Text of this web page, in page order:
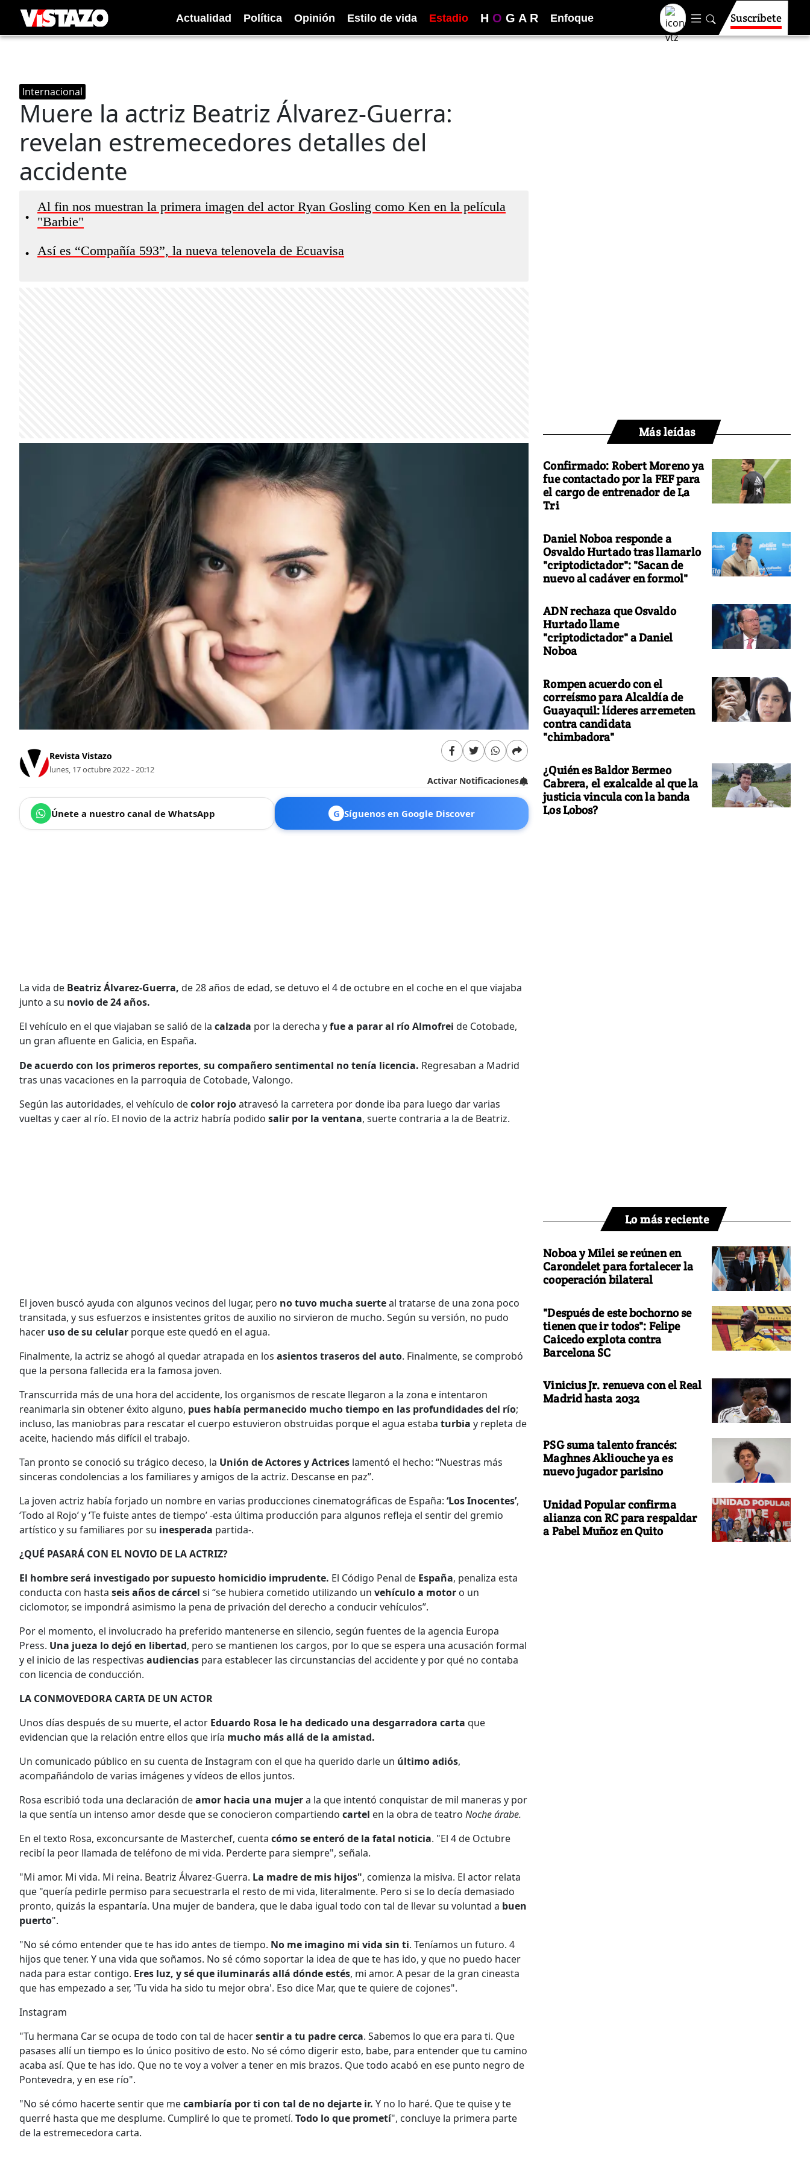
Actualidad Política Opinión Estilo de vida Estadio H O G A R Enfoque Suscríbete
Internacional
Muere la actriz Beatriz Álvarez-Guerra:
revelan estremecedores detalles del
accidente
•
Al fin nos muestran la primera imagen del actor Ryan Gosling como Ken en la película
"Barbie"
• Así es “Compañía 593”, la nueva telenovela de Ecuavisa
Revista Vistazo
lunes, 17 octubre 2022 - 20:12
Activar Notificaciones
Únete a nuestro canal de WhatsApp G Síguenos en Google Discover
La vida de Beatriz Álvarez-Guerra, de 28 años de edad, se detuvo el 4 de octubre en el coche en el que viajaba
junto a su novio de 24 años.
El vehículo en el que viajaban se salió de la calzada por la derecha yfue a parar al río Almofrei de Cotobade,
un gran afluente en Galicia, en España.
De acuerdo con los primeros reportes, su compañero sentimental no tenía licencia. Regresaban a Madrid
tras unas vacaciones en la parroquia de Cotobade, Valongo.
Según las autoridades, el vehículo decolor rojoatravesó la carretera por donde iba para luego dar varias
vueltas y caer al río. El novio de la actriz habría podido salir por la ventana, suerte contraria a la de Beatriz.
El joven buscó ayuda con algunos vecinos del lugar, pero no tuvo mucha suerteal tratarse de una zona poco
transitada, y sus esfuerzos e insistentes gritos de auxilio no sirvieron de mucho. Según su versión, no pudo
hacer uso de su celular porque este quedó en el agua.
Finalmente, la actriz se ahogó al quedar atrapada en los asientos traseros del auto. Finalmente, se comprobó
que la persona fallecida era la famosa joven.
Transcurrida más de una hora del accidente, los organismos de rescate llegaron a la zona e intentaron
reanimarla sin obtener éxito alguno, pues había permanecido mucho tiempo en las profundidades del río;
incluso, las maniobras para rescatar el cuerpo estuvieron obstruidas porque el agua estaba turbia y repleta de
aceite, haciendo más difícil el trabajo.
Tan pronto se conoció su trágico deceso, la Unión de Actores y Actrices lamentó el hecho: “Nuestras más
sinceras condolencias a los familiares y amigos de la actriz. Descanse en paz”.
La joven actriz había forjado un nombre en varias producciones cinematográficas de España: ‘Los Inocentes’,
‘Todo al Rojo’ y ‘Te fuiste antes de tiempo’ -esta última producción para algunos refleja el sentir del gremio
artístico y su familiares por su inesperada partida-.
¿QUÉ PASARÁ CON EL NOVIO DE LA ACTRIZ?
El hombre será investigado por supuesto homicidio imprudente. El Código Penal de España, penaliza esta
conducta con hasta seis años de cárcel si “se hubiera cometido utilizando un vehículo a motor o un
ciclomotor, se impondrá asimismo la pena de privación del derecho a conducir vehículos”.
Por el momento, el involucrado ha preferido mantenerse en silencio, según fuentes de la agencia Europa
Press. Una jueza lo dejó en libertad, pero se mantienen los cargos, por lo que se espera una acusación formal
y el inicio de las respectivas audiencias para establecer las circunstancias del accidente y por qué no contaba
con licencia de conducción.
LA CONMOVEDORA CARTA DE UN ACTOR
Unos días después de su muerte, el actor Eduardo Rosa le ha dedicado una desgarradora carta que
evidencian que la relación entre ellos que iría mucho más allá de la amistad.
Un comunicado público en su cuenta de Instagram con el que ha querido darle un último adiós,
acompañándolo de varias imágenes y vídeos de ellos juntos.
Rosa escribió toda una declaración deamor hacia una mujera la que intentó conquistar de mil maneras y por
la que sentía un intenso amor desde que se conocieron compartiendo cartel en la obra de teatro Noche árabe.
En el texto Rosa, exconcursante de Masterchef, cuenta cómo se enteró de la fatal noticia. "El 4 de Octubre
recibí la peor llamada de teléfono de mi vida. Perderte para siempre", señala.
"Mi amor. Mi vida. Mi reina. Beatriz Álvarez-Guerra. La madre de mis hijos", comienza la misiva. El actor relata
que "quería pedirle permiso para secuestrarla el resto de mi vida, literalmente. Pero si se lo decía demasiado
pronto, quizás la espantaría. Una mujer de bandera, que le daba igual todo con tal de llevar su voluntad a buen
puerto".
"No sé cómo entender que te has ido antes de tiempo. No me imagino mi vida sin ti. Teníamos un futuro. 4
hijos que tener. Y una vida que soñamos. No sé cómo soportar la idea de que te has ido, y que no puedo hacer
nada para estar contigo. Eres luz, y sé que iluminarás allá dónde estés, mi amor. A pesar de la gran cineasta
que has empezado a ser, 'Tu vida ha sido tu mejor obra'. Eso dice Mar, que te quiere de cojones".
Instagram
"Tu hermana Car se ocupa de todo con tal de hacersentir a tu padre cerca. Sabemos lo que era para ti. Que
pasases allí un tiempo es lo único positivo de esto. No sé cómo digerir esto, babe, para entender que tu camino
acaba así. Que te has ido. Que no te voy a volver a tener en mis brazos. Que todo acabó en ese punto negro de
Pontevedra, y en ese río".
"No sé cómo hacerte sentir que mecambiaría por ti con tal de no dejarte ir. Y no lo haré. Que te quise y te
querré hasta que me desplume. Cumpliré lo que te prometí. Todo lo que prometí", concluye la primera parte
de la estremecedora carta.
Más leídas
Confirmado: Robert Moreno ya
fue contactado por la FEF para
el cargo de entrenador de La
Tri
Daniel Noboa responde a
Osvaldo Hurtado tras llamarlo
"criptodictador": "Sacan de
nuevo al cadáver en formol"
ADN rechaza que Osvaldo
Hurtado llame
"criptodictador" a Daniel
Noboa
Rompen acuerdo con el
correísmo para Alcaldía de
Guayaquil: líderes arremeten
contra candidata
"chimbadora"
¿Quién es Baldor Bermeo
Cabrera, el exalcalde al que la
justicia vincula con la banda
Los Lobos?
Lo más reciente
Noboa y Milei se reúnen en
Carondelet para fortalecer la
cooperación bilateral
"Después de este bochorno se
tienen que ir todos": Felipe
Caicedo explota contra
Barcelona SC
Vinicius Jr. renueva con el Real
Madrid hasta 2032
PSG suma talento francés:
Maghnes Akliouche ya es
nuevo jugador parisino
Unidad Popular confirma
alianza con RC para respaldar
a Pabel Muñoz en Quito